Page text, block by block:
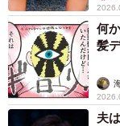
何
髪
夫